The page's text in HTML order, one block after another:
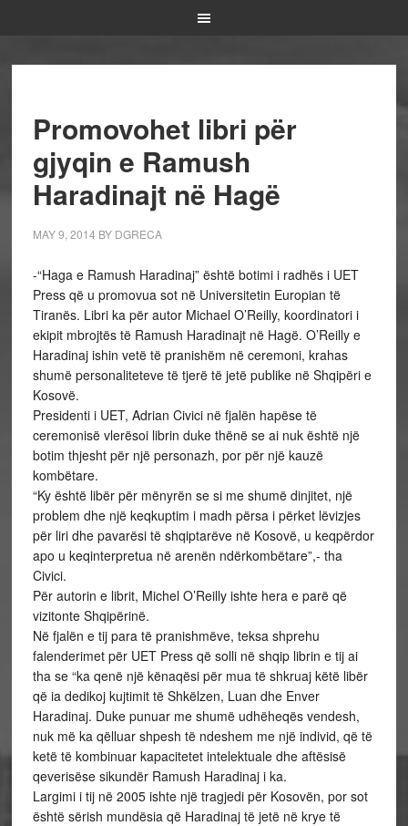
Promovohet libri për
gjyqin e Ramush
Haradinajt në Hagë
MAY 9, 2014 BY DGRECA
-“Haga e Ramush Haradinaj” është botimi i radhës i UET
Press që u promovua sot në Universitetin Europian të
Tiranës. Libri ka për autor Michael O’Reilly, koordinatori i
ekipit mbrojtës të Ramush Haradinajt në Hagë. O’Reilly e
Haradinaj ishin vetë të pranishëm në ceremoni, krahas
shumë personaliteteve të tjerë të jetë publike në Shqipëri e
Kosovë.
Presidenti i UET, Adrian Civici në fjalën hapëse të
ceremonisë vlerësoi librin duke thënë se ai nuk është një
botim thjesht për një personazh, por për një kauzë
kombëtare.
“Ky është libër për mënyrën se si me shumë dinjitet, një
problem dhe një keqkuptim i madh përsa i përket lëvizjes
për liri dhe pavarësi të shqiptarëve në Kosovë, u keqpërdor
apo u keqinterpretua në arenën ndërkombëtare”,- tha
Civici.
Për autorin e librit, Michel O’Reilly ishte hera e parë që
vizitonte Shqipërinë.
Në fjalën e tij para të pranishmëve, teksa shprehu
falenderimet për UET Press që solli në shqip librin e tij ai
tha se “ka qenë një kënaqësi për mua të shkruaj këtë libër
që ia dedikoj kujtimit të Shkëlzen, Luan dhe Enver
Haradinaj. Duke punuar me shumë udhëheqës vendesh,
nuk më ka qëlluar shpesh të ndeshem me një individ, që të
ketë të kombinuar kapacitetet intelektuale dhe aftësisë
qeverisëse sikundër Ramush Haradinaj i ka.
Largimi i tij në 2005 ishte një tragjedi për Kosovën, por sot
është sërish mundësia që Haradinaj të jetë në krye të